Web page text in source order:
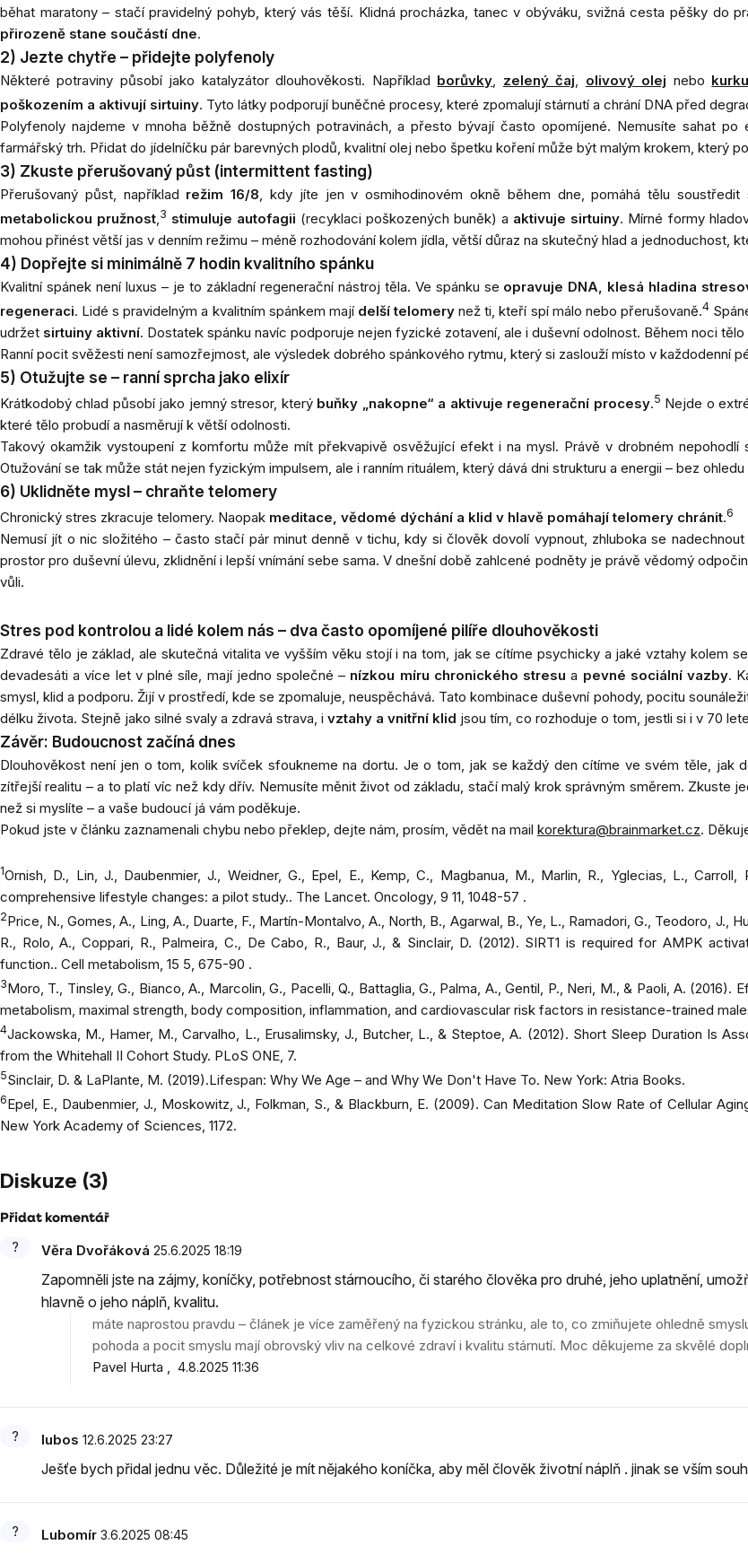
běhat maratony – stačí pravidelný pohyb, který vás těší. Klidná procházka, tanec v obýváku, svižná cesta pěšky do
přirozeně stane součástí dne.
2) Jezte chytře – přidejte polyfenoly
Některé potraviny působí jako katalyzátor dlouhověkosti. Například borůvky, zelený čaj, olivový olej nebo
poškozením a aktivují sirtuiny. Tyto látky podporují buněčné procesy, které zpomalují stárnutí a chrání DNA před
Polyfenoly najdeme v mnoha běžně dostupných potravinách, a přesto bývají často opomíjené. Nemusíte sahat
farmářský trh. Přidat do jídelníčku pár barevných plodů, kvalitní olej nebo špetku koření může být malým krokem, který
3) Zkuste přerušovaný půst (intermittent fasting)
Přerušovaný půst, například režim 16/8, kdy jíte jen v osmihodinovém okně během dne, pomáhá tělu
metabolickou pružnost,3 stimuluje autofagii (recyklaci poškozených buněk) a aktivuje sirtuiny. Mírné formy
mohou přinést větší jas v denním režimu – méně rozhodování kolem jídla, větší důraz na skutečný hlad a jednoduchost,
4) Dopřejte si minimálně 7 hodin kvalitního spánku
Kvalitní spánek není luxus – je to základní regenerační nástroj těla. Ve spánku se opravuje DNA, klesá hladina
regeneraci. Lidé s pravidelným a kvalitním spánkem mají delší telomery než ti, kteří spí málo nebo přerušovaně.4
udržet sirtuiny aktivní. Dostatek spánku navíc podporuje nejen fyzické zotavení, ale i duševní odolnost. Během noci
Ranní pocit svěžesti není samozřejmost, ale výsledek dobrého spánkového rytmu, který si zaslouží místo v každodenní
5) Otužujte se – ranní sprcha jako elixír
Krátkodobý chlad působí jako jemný stresor, který buňky „nakopne“ a aktivuje regenerační procesy.5 Nejde o
které tělo probudí a nasměrují k větší odolnosti.
Takový okamžik vystoupení z komfortu může mít překvapivě osvěžující efekt i na mysl. Právě v drobném
Otužování se tak může stát nejen fyzickým impulsem, ale i ranním rituálem, který dává dni strukturu a energii – bez
6) Uklidněte mysl – chraňte telomery
Chronický stres zkracuje telomery. Naopak meditace, vědomé dýchání a klid v hlavě pomáhají telomery chránit.6
Nemusí jít o nic složitého – často stačí pár minut denně v tichu, kdy si člověk dovolí vypnout, zhluboka se
prostor pro duševní úlevu, zklidnění i lepší vnímání sebe sama. V dnešní době zahlcené podněty je právě vědomý
vůli.
Stres pod kontrolou a lidé kolem nás – dva často opomíjené pilíře dlouhověkosti
Zdravé tělo je základ, ale skutečná vitalita ve vyšším věku stojí i na tom, jak se cítíme psychicky a jaké vztahy kolem
devadesáti a více let v plné síle, mají jedno společné – nízkou míru chronického stresu a pevné sociální vazby.
smysl, klid a podporu. Žijí v prostředí, kde se zpomaluje, neuspěchává. Tato kombinace duševní pohody, pocitu
délku života. Stejně jako silné svaly a zdravá strava, i vztahy a vnitřní klid jsou tím, co rozhoduje o tom, jestli si i v 70
Závěr: Budoucnost začíná dnes
Dlouhověkost není jen o tom, kolik svíček sfoukneme na dortu. Je o tom, jak se každý den cítíme ve svém těle, jak
zítřejší realitu – a to platí víc než kdy dřív. Nemusíte měnit život od základu, stačí malý krok správným směrem. Zkuste
než si myslíte – a vaše budoucí já vám poděkuje.
Pokud jste v článku zaznamenali chybu nebo překlep, dejte nám, prosím, vědět na mail korektura@brainmarket.cz.
1Ornish, D., Lin, J., Daubenmier, J., Weidner, G., Epel, E., Kemp, C., Magbanua, M., Marlin, R., Yglecias, L.,
comprehensive lifestyle changes: a pilot study.. The Lancet. Oncology, 9 11, 1048-57 .
2Price, N., Gomes, A., Ling, A., Duarte, F., Martín-Montalvo, A., North, B., Agarwal, B., Ye, L., Ramadori, G., Teodoro, J.,
R., Rolo, A., Coppari, R., Palmeira, C., De Cabo, R., Baur, J., & Sinclair, D. (2012). SIRT1 is required for AMPK
function.. Cell metabolism, 15 5, 675-90 .
3Moro, T., Tinsley, G., Bianco, A., Marcolin, G., Pacelli, Q., Battaglia, G., Palma, A., Gentil, P., Neri, M., & Paoli, A.
metabolism, maximal strength, body composition, inflammation, and cardiovascular risk factors in resistance-trained
4Jackowska, M., Hamer, M., Carvalho, L., Erusalimsky, J., Butcher, L., & Steptoe, A. (2012). Short Sleep Duration Is
from the Whitehall II Cohort Study. PLoS ONE, 7.
5Sinclair, D. & LaPlante, M. (2019).Lifespan: Why We Age – and Why We Don't Have To. New York: Atria Books.
6Epel, E., Daubenmier, J., Moskowitz, J., Folkman, S., & Blackburn, E. (2009). Can Meditation Slow Rate of Cellular
New York Academy of Sciences, 1172.
Diskuze (3)
Přidat komentář
Výpis
diskuzí
Věra Dvořáková 25.6.2025 18:19
Zapomněli jste na zájmy, koníčky, potřebnost stárnoucího, či starého člověka pro druhé, jeho uplatnění,
hlavně o jeho náplň, kvalitu.
Pavel Hurta 4.8.2025 11:36
máte naprostou pravdu – článek je více zaměřený na fyzickou stránku, ale to, co zmiňujete ohledně
pohoda a pocit smyslu mají obrovský vliv na celkové zdraví i kvalitu stárnutí. Moc děkujeme za skvělé
lubos 12.6.2025 23:27
Ješťe bych přidal jednu věc. Důležité je mít nějakého koníčka, aby měl člověk životní náplň . jinak se vším
Lubomír 3.6.2025 08:45